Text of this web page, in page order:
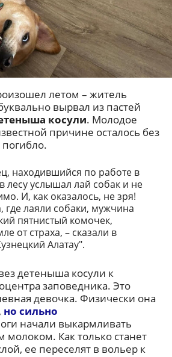
летом – житель
вырвал из пастей
косули. Молодое
причине осталось без
находившийся по работе в
лесу услышал лай собак и не
И, как оказалось, не зря!
где лаяли собаки, мужчина
пятнистый комочек,
от страха, – сказали в
Алатау".
детеныша косули к
заповедника. Это
девочка. Физически она
но сильно
начали выкармливать
Как только станет
ее переселят в вольер к